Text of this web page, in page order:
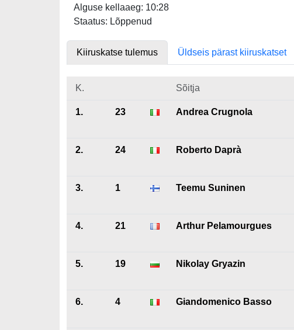
Alguse kellaaeg: 10:28
Staatus: Lõppenud
Kiiruskatse tulemus Üldseis pärast kiiruskatset
K. Sõitja
1. 23 Andrea Crugnola
2. 24 Roberto Daprà
3. 1 Teemu Suninen
4. 21 Arthur Pelamourgues
5. 19 Nikolay Gryazin
6. 4 Giandomenico Basso